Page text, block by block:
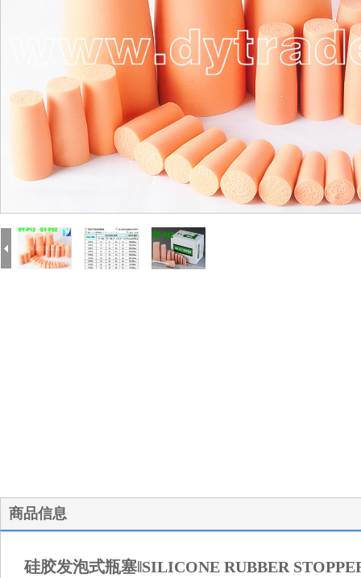
商品信息
硅胶发泡式瓶塞‖SILICONE RUBBER